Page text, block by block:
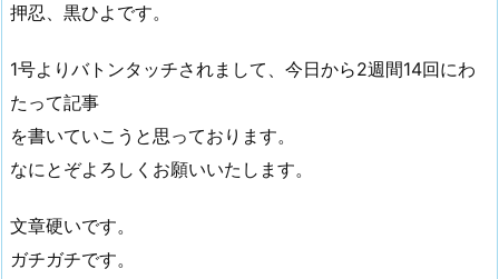
押忍、黒ひよです。
1号よりバトンタッチされまして、今日から2週間14回にわ
たって記事
を書いていこうと思っております。
なにとぞよろしくお願いいたします。
文章硬いです。
ガチガチです。